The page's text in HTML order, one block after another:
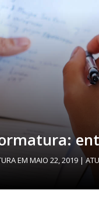
EM MAIO 22, 2019 |